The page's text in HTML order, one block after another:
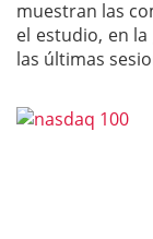
muestran las
el estudio, en
las últimas